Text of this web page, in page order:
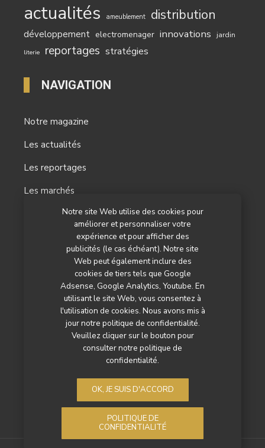
Notre site Web utilise des cookies pour
améliorer et personnaliser votre
expérience et pour afficher des
publicités (le cas échéant). Notre site
Web peut également inclure des
cookies de tiers tels que Google
Adsense, Google Analytics, Youtube. En
utilisant le site Web, vous consentez à
l'utilisation de cookies. Nous avons mis à
jour notre politique de confidentialité.
Veuillez cliquer sur le bouton pour
consulter notre politique de
confidentialité.
OK, JE SUIS D'ACCORD
POLITIQUE DE
CONFIDENTIALITÉ
actualités ameublement distribution
développement electromenager innovations jardin
literie reportages stratégies
NAVIGATION
Notre magazine
Les actualités
Les reportages
Les marchés
Nos autres titres
Qui sommes-nous ?
Contactez-nous
Mentions légales
Politique de confidentialité